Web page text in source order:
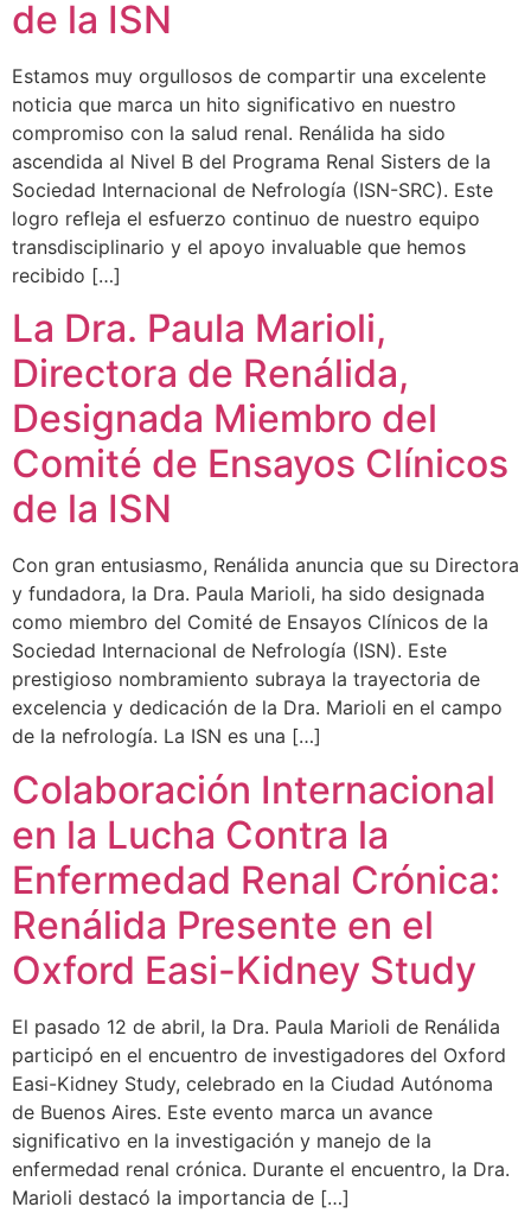
de la ISN
Estamos muy orgullosos de compartir una excelente
noticia que marca un hito significativo en nuestro
compromiso con la salud renal. Renálida ha sido
ascendida al Nivel B del Programa Renal Sisters de la
Sociedad Internacional de Nefrología (ISN-SRC). Este
logro refleja el esfuerzo continuo de nuestro equipo
transdisciplinario y el apoyo invaluable que hemos
recibido […]
La Dra. Paula Marioli,
Directora de Renálida,
Designada Miembro del
Comité de Ensayos Clínicos
de la ISN
Con gran entusiasmo, Renálida anuncia que su Directora
y fundadora, la Dra. Paula Marioli, ha sido designada
como miembro del Comité de Ensayos Clínicos de la
Sociedad Internacional de Nefrología (ISN). Este
prestigioso nombramiento subraya la trayectoria de
excelencia y dedicación de la Dra. Marioli en el campo
de la nefrología. La ISN es una […]
Colaboración Internacional
en la Lucha Contra la
Enfermedad Renal Crónica:
Renálida Presente en el
Oxford Easi-Kidney Study
El pasado 12 de abril, la Dra. Paula Marioli de Renálida
participó en el encuentro de investigadores del Oxford
Easi-Kidney Study, celebrado en la Ciudad Autónoma
de Buenos Aires. Este evento marca un avance
significativo en la investigación y manejo de la
enfermedad renal crónica. Durante el encuentro, la Dra.
Marioli destacó la importancia de […]